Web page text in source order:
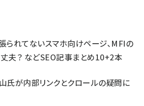
られてないスマホ向けページ、MFIの
夫？ などSEO記事まとめ10+2本
氏が内部リンクとクロールの疑問に